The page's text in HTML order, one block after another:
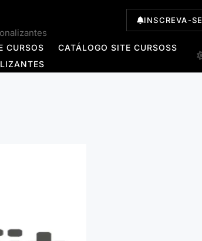
INSCREVA-SE
CURSOS
CATÁLOGO SITE CURSOSS